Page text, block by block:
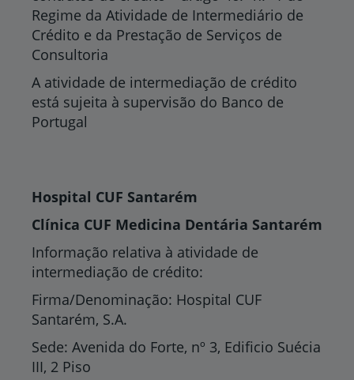
Regime da Atividade de Intermediário de
Crédito e da Prestação de Serviços de
Consultoria
A atividade de intermediação de crédito
está sujeita à supervisão do Banco de
Portugal
Hospital CUF Santarém
Clínica CUF Medicina Dentária Santarém
Informação relativa à atividade de
intermediação de crédito:
Firma/Denominação: Hospital CUF
Santarém, S.A.
Sede: Avenida do Forte, nº 3, Edificio Suécia
III, 2 Piso